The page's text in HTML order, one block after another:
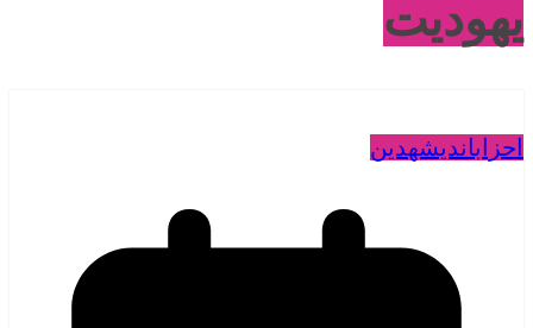
یهودیت
احزاباندیشهدین